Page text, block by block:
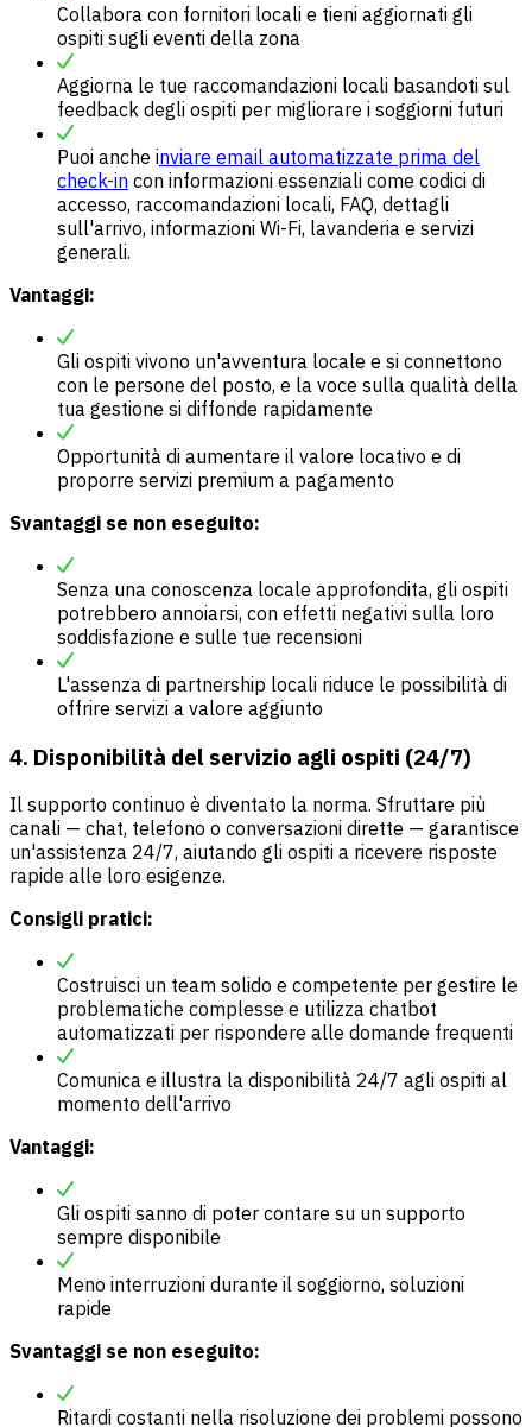
Collabora con fornitori locali e tieni aggiornati gli
ospiti sugli eventi della zona
Aggiorna le tue raccomandazioni locali basandoti sul
feedback degli ospiti per migliorare i soggiorni futuri
Puoi anche inviare email automatizzate prima del
check-in con informazioni essenziali come codici di
accesso, raccomandazioni locali, FAQ, dettagli
sull'arrivo, informazioni Wi-Fi, lavanderia e servizi
generali.
Vantaggi:
Gli ospiti vivono un'avventura locale e si connettono
con le persone del posto, e la voce sulla qualità della
tua gestione si diffonde rapidamente
Opportunità di aumentare il valore locativo e di
proporre servizi premium a pagamento
Svantaggi se non eseguito:
Senza una conoscenza locale approfondita, gli ospiti
potrebbero annoiarsi, con effetti negativi sulla loro
soddisfazione e sulle tue recensioni
L'assenza di partnership locali riduce le possibilità di
offrire servizi a valore aggiunto
4. Disponibilità del servizio agli ospiti (24/7)
Il supporto continuo è diventato la norma. Sfruttare più
canali — chat, telefono o conversazioni dirette — garantisce
un'assistenza 24/7, aiutando gli ospiti a ricevere risposte
rapide alle loro esigenze.
Consigli pratici:
Costruisci un team solido e competente per gestire le
problematiche complesse e utilizza chatbot
automatizzati per rispondere alle domande frequenti
Comunica e illustra la disponibilità 24/7 agli ospiti al
momento dell'arrivo
Vantaggi:
Gli ospiti sanno di poter contare su un supporto
sempre disponibile
Meno interruzioni durante il soggiorno, soluzioni
rapide
Svantaggi se non eseguito:
Ritardi costanti nella risoluzione dei problemi possono